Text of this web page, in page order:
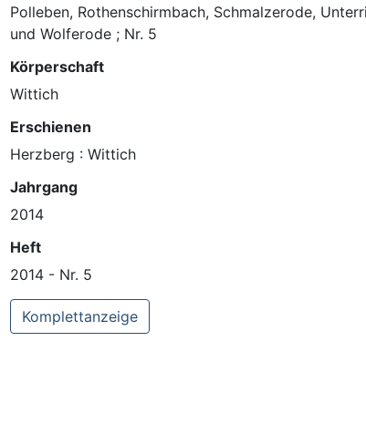
Polleben, Rothenschirmbach, Schmalzerode,
und Wolferode ; Nr. 5
Körperschaft
Wittich
Erschienen
Herzberg : Wittich
Jahrgang
2014
Heft
2014 - Nr. 5
Komplettanzeige